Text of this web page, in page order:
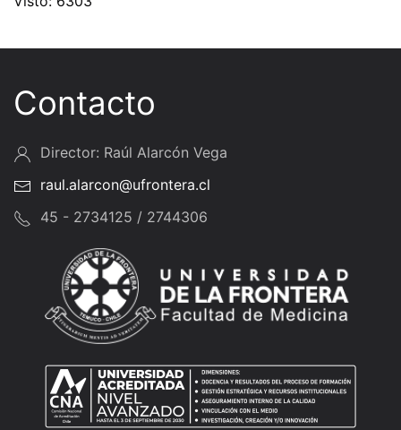
Contacto
Director: Raúl Alarcón Vega
raul.alarcon@ufrontera.cl
45 - 2734125 / 2744306